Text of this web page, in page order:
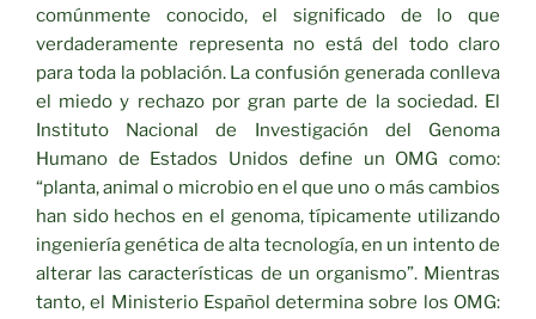
comúnmente conocido, el significado de lo que
verdaderamente representa no está del todo claro
para toda la población. La confusión generada conlleva
el miedo y rechazo por gran parte de la sociedad. El
Instituto Nacional de Investigación del Genoma
Humano de Estados Unidos define un OMG como:
“planta, animal o microbio en el que uno o más cambios
han sido hechos en el genoma, típicamente utilizando
ingeniería genética de alta tecnología, en un intento de
alterar las características de un organismo”. Mientras
tanto, el Ministerio Español determina sobre los OMG: